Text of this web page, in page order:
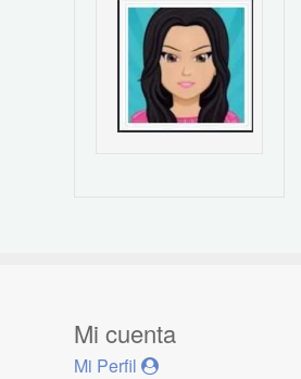
Mi cuenta
Mi Perfil